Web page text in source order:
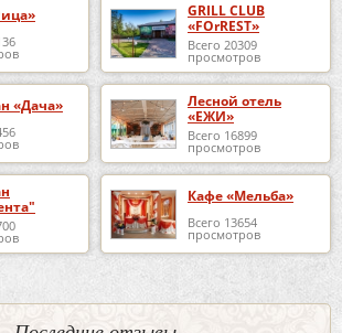
GRILL CLUB
«FOrREST»
Всего 20309
просмотров
«Дача»
Лесной отель
«ЕЖИ»
Всего 16899
просмотров
Кафе «Мельба»
Всего 13654
просмотров